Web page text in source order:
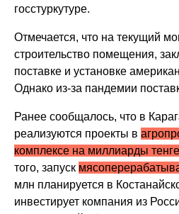
госстуркутуре.
Отмечается, что на текущий
строительство помещения,
поставке и установке
Однако из-за пандемии
Ранее сообщалось, что в
реализуются проекты в
комплексе на миллиарды тенге
того, запуск
млн планируется в
инвестирует компания из